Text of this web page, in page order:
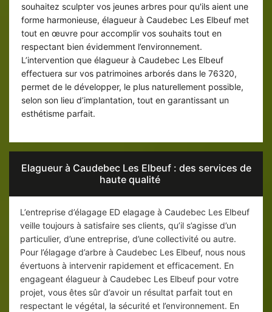
souhaitez sculpter vos jeunes arbres pour qu'ils aient une
forme harmonieuse, élagueur à Caudebec Les Elbeuf met
tout en œuvre pour accomplir vos souhaits tout en
respectant bien évidemment l’environnement.
L’intervention que élagueur à Caudebec Les Elbeuf
effectuera sur vos patrimoines arborés dans le 76320,
permet de le développer, le plus naturellement possible,
selon son lieu d’implantation, tout en garantissant un
esthétisme parfait.
Elagueur à Caudebec Les Elbeuf : des services de
haute qualité
L’entreprise d’élagage ED elagage à Caudebec Les Elbeuf
veille toujours à satisfaire ses clients, qu’il s’agisse d’un
particulier, d’une entreprise, d’une collectivité ou autre.
Pour l’élagage d’arbre à Caudebec Les Elbeuf, nous nous
évertuons à intervenir rapidement et efficacement. En
engageant élagueur à Caudebec Les Elbeuf pour votre
projet, vous êtes sûr d’avoir un résultat parfait tout en
respectant le végétal, la sécurité et l’environnement. En